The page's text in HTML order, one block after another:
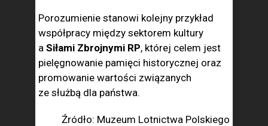
Porozumienie stanowi kolejny przykład
współpracy między sektorem kultury
a Siłami Zbrojnymi RP, której celem jest
pielęgnowanie pamięci historycznej oraz
promowanie wartości związanych
ze służbą dla państwa.
Źródło: Muzeum Lotnictwa Polskiego